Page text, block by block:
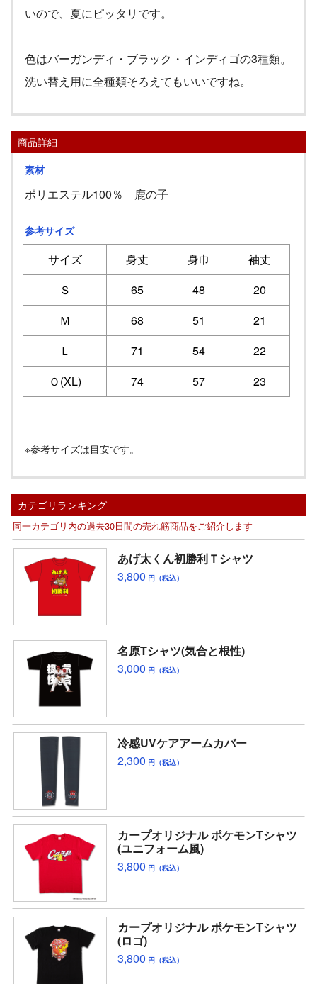
いので、夏にピッタリです。
色はバーガンディ・ブラック・インディゴの3種類。
洗い替え用に全種類そろえてもいいですね。
商品詳細
素材
ポリエステル100％ 鹿の子
参考サイズ
サイズ 身丈 身巾
袖丈
Ｓ
65 48
20
Ｍ
68 51
21
Ｌ
71 54
22
Ｏ(XL)
74 57 23
※参考サイズは目安です。
カテゴリランキング
同一カテゴリ内の過去30日間の売れ筋商品をご紹介します
あげ太くん初勝利Ｔシャツ
3,800 円（税込）
名原Tシャツ(気合と根性)
3,000 円（税込）
冷感UVケアアームカバー
2,300 円（税込）
カープオリジナル ポケモンTシャツ
(ユニフォーム風)
3,800 円（税込）
カープオリジナル ポケモンTシャツ
(ロゴ)
3,800 円（税込）